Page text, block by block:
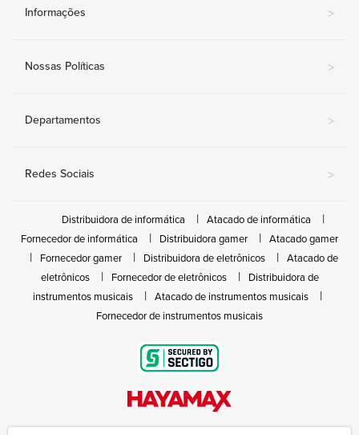
Informações >
Nossas Políticas >
Departamentos >
Redes Sociais >
Distribuidora de informática
Atacado de informática
Fornecedor de informática
Distribuidora gamer
Atacado gamer
Fornecedor gamer
Distribuidora de eletrônicos
Atacado de
eletrônicos
Fornecedor de eletrônicos
Distribuidora de
instrumentos musicais
Atacado de instrumentos musicais
Fornecedor de instrumentos musicais